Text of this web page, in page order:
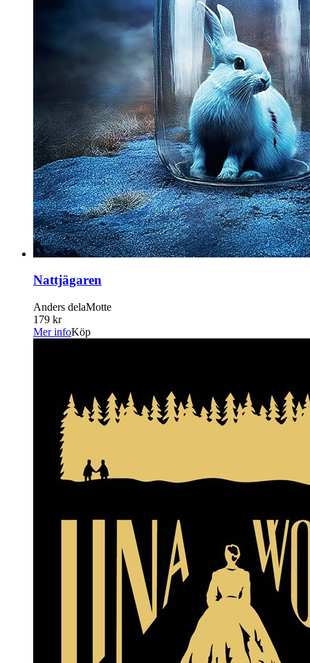
Nattjägaren
Anders delaMotte
179 kr
Mer infoKöp